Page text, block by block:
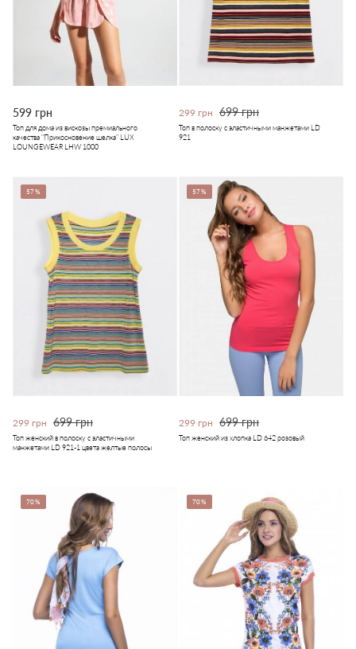
599 грн
Топ для дома из вискозы премиального
качества "Прикосновение шелка" LUX
LOUNGEWEAR LHW 1000
299 грн 699 грн
Топ в полоску с эластичными манжетами LD
921
57%
299 грн 699 грн
Топ женский в полоску с эластичными
манжетами LD 921-1 цвета желтые полосы
57%
299 грн 699 грн
Топ женский из хлопка LD 642 розовый
70% 70%